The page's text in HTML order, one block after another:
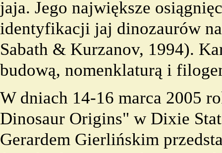
jaja. Jego największe
identyfikacji jaj dinozaurów
Sabath & Kurzanov, 1994).
budową, nomenklaturą i
W dniach 14-16 marca 2005
Dinosaur Origins" w Dixie
Gerardem Gierlińskim